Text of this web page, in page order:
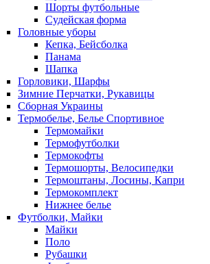
Шорты футбольные
Судейская форма
Головные уборы
Кепка, Бейсболка
Панама
Шапка
Горловики, Шарфы
Зимние Перчатки, Рукавицы
Сборная Украины
Термобелье, Белье Спортивное
Термомайки
Термофутболки
Термокофты
Термошорты, Велосипедки
Термоштаны, Лосины, Капри
Термокомплект
Нижнее белье
Футболки, Майки
Майки
Поло
Рубашки